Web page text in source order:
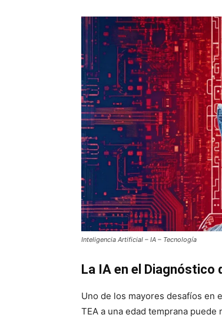
Inteligencia Artificial – IA – Tecnología
La IA en el
Uno de los mayores desafíos en
TEA a una edad temprana